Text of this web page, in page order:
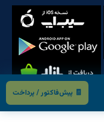
🧾 پیش‌فاکتور / پرداخت
است به:وگ کالا